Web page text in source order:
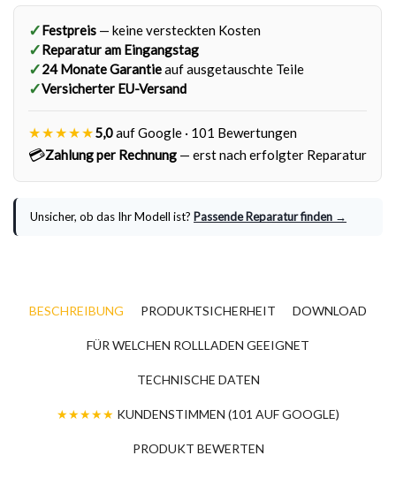
✓Festpreis — keine versteckten Kosten
✓Reparatur am Eingangstag
✓24 Monate Garantieauf ausgetauschte Teile
✓Versicherter EU-Versand
★★★★★5,0auf Google · 101 Bewertungen
💳Zahlung per Rechnung — erst nach erfolgter Reparatur
Unsicher, ob das Ihr Modell ist? Passende Reparatur finden →
BESCHREIBUNG PRODUKTSICHERHEIT DOWNLOAD
FÜR WELCHEN ROLLLADEN GEEIGNET
TECHNISCHE DATEN
★★★★★ KUNDENSTIMMEN (101 AUF GOOGLE)
PRODUKT BEWERTEN